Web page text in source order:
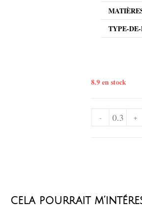
TYPE-
8.9 en stock
- +
cela pourrait